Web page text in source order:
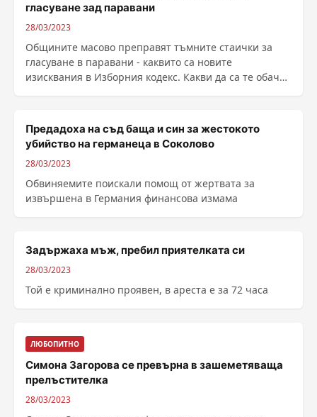
гласуване зад паравани
28/03/2023
Общините масово преправят тъмните стаички за
гласуване в паравани - каквито са новите
изисквания в Изборния кодекс. Какви да са те обаче,
Предадоха на съд баща и син за жестокото
убийство на германеца в Соколово
28/03/2023
Обвиняемите поискали помощ от жертвата за
извършена в Германия финансова измама
Задържаха мъж, пребил приятелката си
28/03/2023
Той е криминално проявен, в ареста е за 72 часа
ЛЮБОПИТНО
Симона Загорова се превърна в зашеметяваща
прелъстителка
28/03/2023